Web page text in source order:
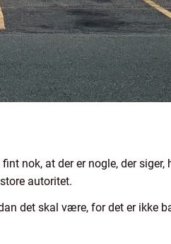
nok, at der er nogle, der
autoritet.
det skal være, for det er ikke